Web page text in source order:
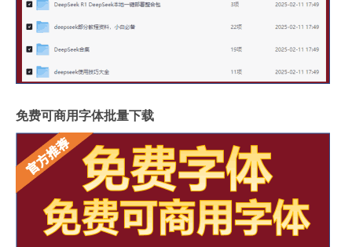
免费可商用字体批量下载